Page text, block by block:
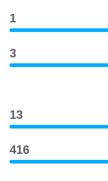
1
3
13
416